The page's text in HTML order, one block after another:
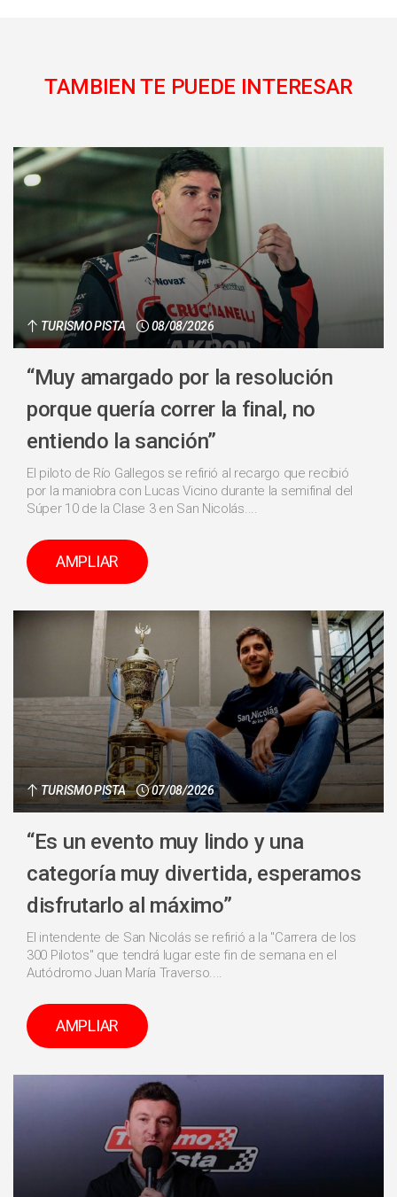
TAMBIEN TE PUEDE INTERESAR
TURISMO PISTA 08/08/2026
“Muy amargado por la resolución
porque quería correr la final, no
entiendo la sanción”
El piloto de Río Gallegos se refirió al recargo que recibió
por la maniobra con Lucas Vicino durante la semifinal del
Súper 10 de la Clase 3 en San Nicolás....
AMPLIAR
TURISMO PISTA 07/08/2026
“Es un evento muy lindo y una
categoría muy divertida, esperamos
disfrutarlo al máximo”
El intendente de San Nicolás se refirió a la "Carrera de los
300 Pilotos" que tendrá lugar este fin de semana en el
Autódromo Juan María Traverso....
AMPLIAR